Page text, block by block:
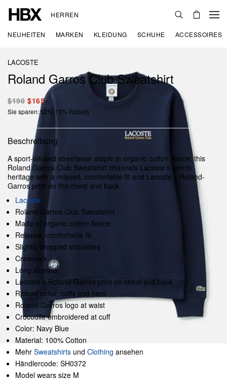
HERREN
NEUHEITEN MARKEN KLEIDUNG SCHUHE ACCESSOIRES
LACOSTE
Roland Garros Club Sweatshirt
$190 $165
Sie sparen: $25 (13% Rabatt)
Beschreibung
A sport-infused streetwear staple in organic cotton fleece, this
Roland Garros Club Sweatshirt channels Lacoste’s tennis
heritage with a relaxed, comfortable fit and Lacoste x Roland-
Garros print on the chest and back.
Lacoste
Roland Garros Club Sweatshirt
Made of organic cotton fleece
Relaxed, comfortable fit
Slightly dropped shoulders
Crewneck
Long sleeves
Lacoste x Roland-Garros print on chest and back
Ribbed collar, cuffs and hem
Roland-Garros logo at waist
Crocodile embroidered at cuff
Color: Navy Blue
Material: 100% Cotton
Mehr Sweatshirts und Clothing ansehen
Händlercode: SH0372
Model wears size M